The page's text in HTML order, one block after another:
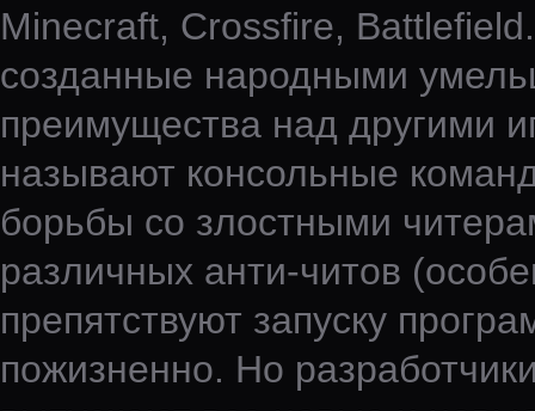
Minecraft, Crossfire,
созданные народными
преимущества над другими
называют консольные
борьбы со злостными
различных анти-читов
препятствуют запуску
пожизненно. Но